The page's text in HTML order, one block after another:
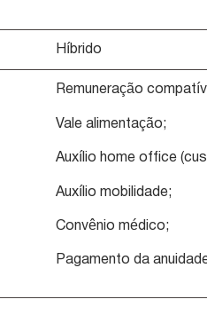
Híbrido
Remuneração
Vale alimentação;
Auxílio home office
Auxílio mobilidade;
Convênio médico;
Pagamento da